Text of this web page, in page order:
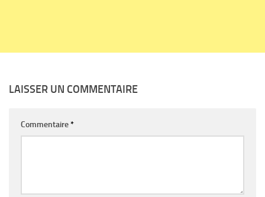
LAISSER UN COMMENTAIRE
Commentaire*